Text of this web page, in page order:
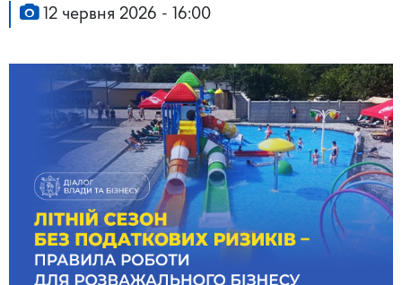
12 червня 2026 - 16:00